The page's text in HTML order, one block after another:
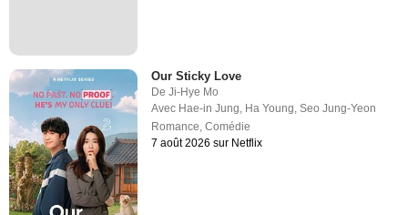
Our Sticky Love
DeJi-Hye Mo
Avec Hae-in Jung, Ha Young,Seo Jung-Yeon
Romance,Comédie
7 août 2026 sur Netflix